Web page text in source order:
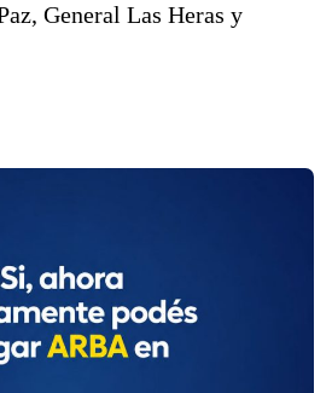
General Las Heras y